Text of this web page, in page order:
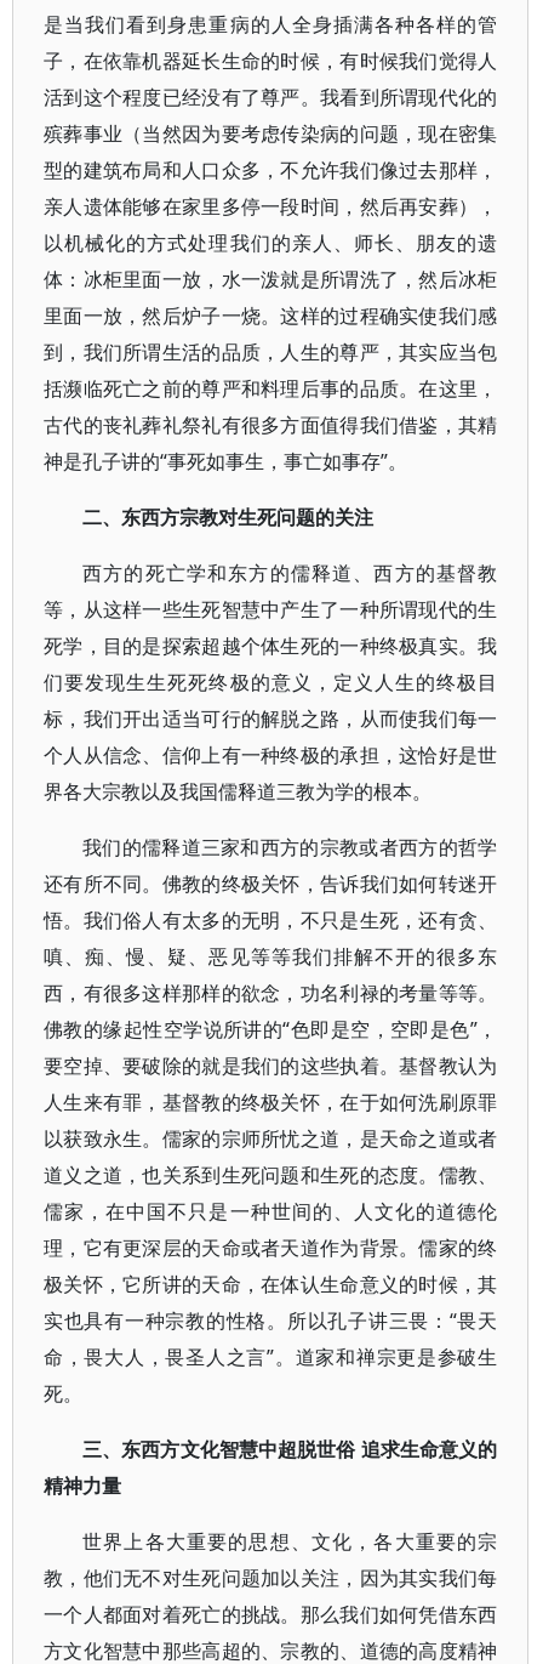
是当我们看到身患重病的人全身插满各种各样的管
子，在依靠机器延长生命的时候，有时候我们觉得人
活到这个程度已经没有了尊严。我看到所谓现代化的
殡葬事业（当然因为要考虑传染病的问题，现在密集
型的建筑布局和人口众多，不允许我们像过去那样，
亲人遗体能够在家里多停一段时间，然后再安葬），
以机械化的方式处理我们的亲人、师长、朋友的遗
体：冰柜里面一放，水一泼就是所谓洗了，然后冰柜
里面一放，然后炉子一烧。这样的过程确实使我们感
到，我们所谓生活的品质，人生的尊严，其实应当包
括濒临死亡之前的尊严和料理后事的品质。在这里，
古代的丧礼葬礼祭礼有很多方面值得我们借鉴，其精
神是孔子讲的“事死如事生，事亡如事存”。
二、东西方宗教对生死问题的关注
西方的死亡学和东方的儒释道、西方的基督教
等，从这样一些生死智慧中产生了一种所谓现代的生
死学，目的是探索超越个体生死的一种终极真实。我
们要发现生生死死终极的意义，定义人生的终极目
标，我们开出适当可行的解脱之路，从而使我们每一
个人从信念、信仰上有一种终极的承担，这恰好是世
界各大宗教以及我国儒释道三教为学的根本。
我们的儒释道三家和西方的宗教或者西方的哲学
还有所不同。佛教的终极关怀，告诉我们如何转迷开
悟。我们俗人有太多的无明，不只是生死，还有贪、
嗔、痴、慢、疑、恶见等等我们排解不开的很多东
西，有很多这样那样的欲念，功名利禄的考量等等。
佛教的缘起性空学说所讲的“色即是空，空即是色”，
要空掉、要破除的就是我们的这些执着。基督教认为
人生来有罪，基督教的终极关怀，在于如何洗刷原罪
以获致永生。儒家的宗师所忧之道，是天命之道或者
道义之道，也关系到生死问题和生死的态度。儒教、
儒家，在中国不只是一种世间的、人文化的道德伦
理，它有更深层的天命或者天道作为背景。儒家的终
极关怀，它所讲的天命，在体认生命意义的时候，其
实也具有一种宗教的性格。所以孔子讲三畏：“畏天
命，畏大人，畏圣人之言”。道家和禅宗更是参破生
死。
三、东西方文化智慧中超脱世俗 追求生命意义的
精神力量
世界上各大重要的思想、文化，各大重要的宗
教，他们无不对生死问题加以关注，因为其实我们每
一个人都面对着死亡的挑战。那么我们如何凭借东西
方文化智慧中那些高超的、宗教的、道德的高度精神